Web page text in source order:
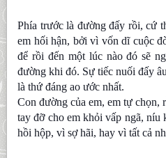
Phía trước là đường đấy rồi, cứ
em hối hận, bởi vì vốn dĩ cuộc
để rồi đến một lúc nào đó sẽ
đường khi đó. Sự tiếc nuối đấy
là thứ đáng ao ước nhất.
Con đường của em, em tự chọn,
tay đỡ cho em khỏi vấp ngã, níu
hồi hộp, vì sợ hãi, hay vì tất cả